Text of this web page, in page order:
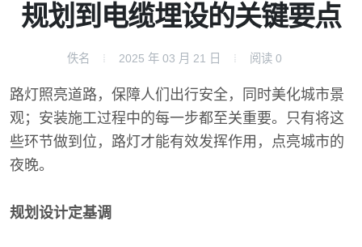
规划到电缆埋设的关键要点
佚名 2025 年 03 月 21 日 阅读 0
路灯照亮道路，保障人们出行安全，同时美化城市景
观；安装施工过程中的每一步都至关重要。只有将这
些环节做到位，路灯才能有效发挥作用，点亮城市的
夜晚。
规划设计定基调